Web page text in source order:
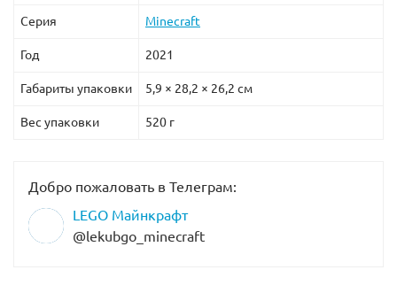
Серия Minecraft
Год 2021
Габариты упаковки 5,9 × 28,2 × 26,2 см
Вес упаковки 520 г
Добро пожаловать в Телеграм:
LEGO Майнкрафт
@lekubgo_minecraft